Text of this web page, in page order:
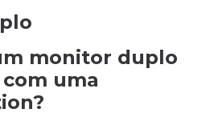
monitor duplo
uma